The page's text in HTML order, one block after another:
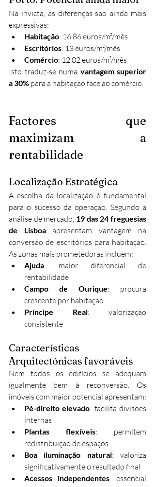
Na invicta, as diferenças são ainda mais
expressivas:
Habitação: 16,86 euros/m²/mês
Escritórios: 13 euros/m²/mês
Comércio: 12,02 euros/m²/mês
Isto traduz-se numa vantagem superior
a 30% para a habitação face ao comércio.
Factores que
maximizam a
rentabilidade
Localização Estratégica
A escolha da localização é fundamental
para o sucesso da operação. Segundo a
análise de mercado, 19 das 24 freguesias
de Lisboa apresentam vantagem na
conversão de escritórios para habitação.
As zonas mais prometedoras incluem:
Ajuda: maior diferencial de
rentabilidade
Campo de Ourique: procura
crescente por habitação
Príncipe Real: valorização
consistente
Características
Arquitectónicas favoráveis
Nem todos os edifícios se adequam
igualmente bem à reconversão. Os
imóveis com maior potencial apresentam:
Pé-direito elevado: facilita divisões
internas
Plantas flexíveis: permitem
redistribuição de espaços
Boa iluminação natural: valoriza
significativamente o resultado final
Acessos independentes: essencial